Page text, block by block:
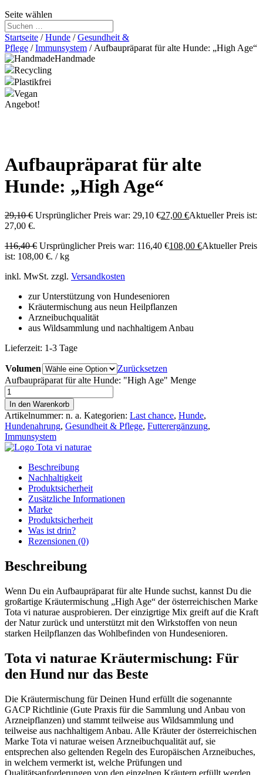
Seite wählen
Startseite /Hunde /Gesundheit &
Pflege /Immunsystem / Aufbaupräparat für alte Hunde: „High Age“
Handmade
Recycling
Plastikfrei
Vegan
Angebot!
Aufbaupräparat für alte
Hunde: „High Age“
29,10€ Ursprünglicher Preis war: 29,10 €27,00 €Aktueller Preis ist:
27,00 €.
116,40€ Ursprünglicher Preis war: 116,40 €108,00 €Aktueller Preis
ist: 108,00 €. /kg
inkl. MwSt. zzgl. Versandkosten
zur Unterstützung von Hundesenioren
Kräutermischung aus neun Heilpflanzen
Arzneibuchqualität
aus Wildsammlung und nachhaltigem Anbau
Lieferzeit: 1-3 Tage
Volumen
Zurücksetzen
Aufbaupräparat für alte Hunde: "High Age" Menge
In den Warenkorb
Artikelnummer: n. a. Kategorien: Last chance, Hunde,
Hundenahrung, Gesundheit & Pflege, Futterergänzung,
Immunsystem
Beschreibung
Nachhaltigkeit
Produktsicherheit
Zusätzliche Informationen
Marke
Produktsicherheit
Was ist drin?
Rezensionen (0)
Beschreibung
Wenn Du ein Aufbaupräparat für alte Hunde suchst, kannst Du die
großartige Kräutermischung „High Age“ der österreichischen Marke
Tota vi naturae ausprobieren. Der einzigrtige Mix greift auf die Kraft
der Natur zurück und unterstützt mit den Wirkstoffen von neun
starken Heilpflanzen das Wohlbefinden von Hundesenioren.
Tota vi naturae Kräutermischung: Für
den Hund nur das Beste
Die Kräutermischung für Deinen Hund erfüllt die sogenannte
GACP Richtlinie (Gute Praxis für die Sammlung und Anbau von
Arzneipflanzen) und stammt teilweise aus Wildsammlung und
teilweise aus nachhaltigem Anbau. Alle Kräuter der österreichischen
Marke Tota vi naturae weisen Arzneibuchqualität auf, sie
entsprechen also geltenden Regeln des Europäischen Arzneibuches,
in welchem vermerkt ist, welche Prüfungen und
Qualitätsanforderungen von den einzelnen Kräutern erfüllt werden